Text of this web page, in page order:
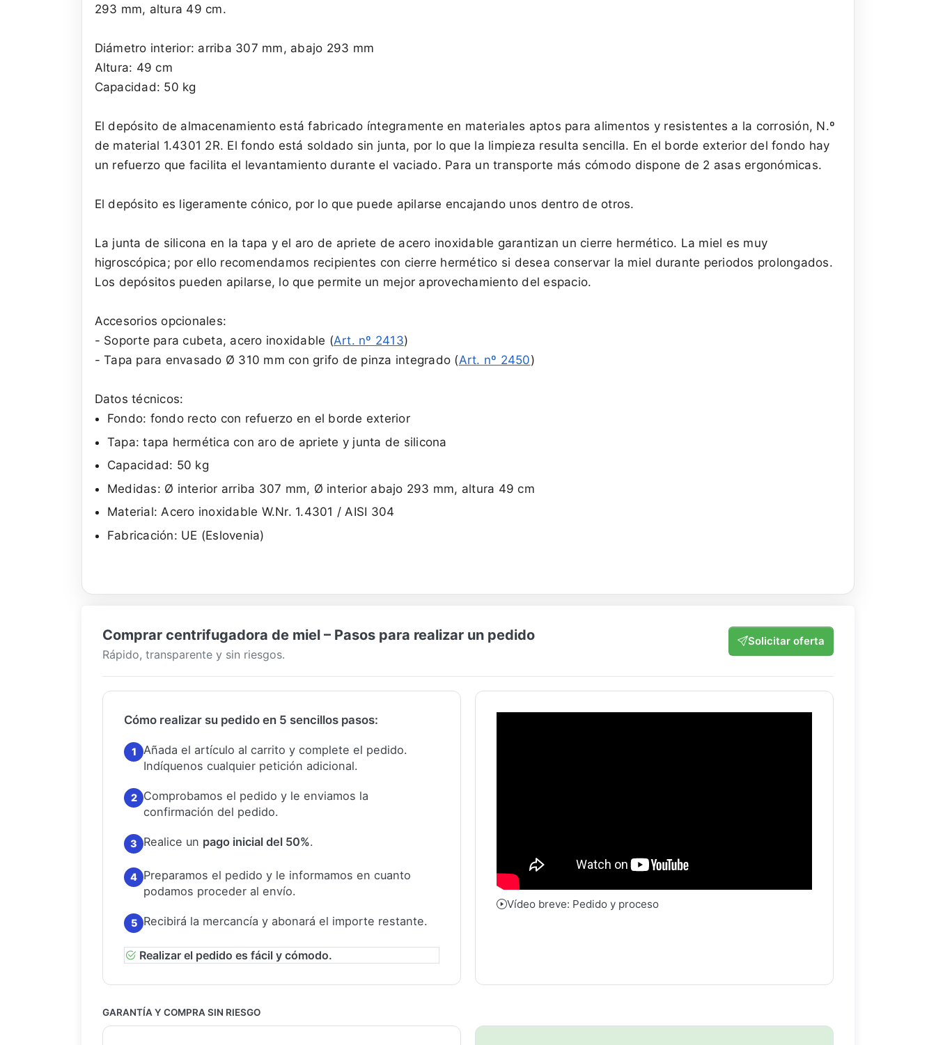
293 mm, altura 49 cm.
Diámetro interior: arriba 307 mm, abajo 293 mm
Altura: 49 cm
Capacidad: 50 kg
El depósito de almacenamiento está fabricado íntegramente en materiales aptos para alimentos y resistentes a la corrosión, N.º
de material 1.4301 2R. El fondo está soldado sin junta, por lo que la limpieza resulta sencilla. En el borde exterior del fondo hay
un refuerzo que facilita el levantamiento durante el vaciado. Para un transporte más cómodo dispone de 2 asas ergonómicas.
El depósito es ligeramente cónico, por lo que puede apilarse encajando unos dentro de otros.
La junta de silicona en la tapa y el aro de apriete de acero inoxidable garantizan un cierre hermético. La miel es muy
higroscópica; por ello recomendamos recipientes con cierre hermético si desea conservar la miel durante periodos prolongados.
Los depósitos pueden apilarse, lo que permite un mejor aprovechamiento del espacio.
Accesorios opcionales:
- Soporte para cubeta, acero inoxidable (Art. nº 2413)
- Tapa para envasado Ø 310 mm con grifo de pinza integrado (Art. nº 2450)
Datos técnicos:
Fondo: fondo recto con refuerzo en el borde exterior
Tapa: tapa hermética con aro de apriete y junta de silicona
Capacidad: 50 kg
Medidas: Ø interior arriba 307 mm, Ø interior abajo 293 mm, altura 49 cm
Material: Acero inoxidable W.Nr. 1.4301 / AISI 304
Fabricación: UE (Eslovenia)
Comprar centrifugadora de miel – Pasos para realizar un pedido
Rápido, transparente y sin riesgos.
Solicitar oferta
Cómo realizar su pedido en 5 sencillos pasos:
1
Añada el artículo al carrito y complete el pedido.
Indíquenos cualquier petición adicional.
2
Comprobamos el pedido y le enviamos la
confirmación del pedido.
3 Realice un pago inicial del 50%.
4 Preparamos el pedido y le informamos en cuanto
podamos proceder al envío.
5 Recibirá la mercancía y abonará el importe restante.
Realizar el pedido es fácil y cómodo.
Vídeo breve: Pedido y proceso
GARANTÍA Y COMPRA SIN RIESGO